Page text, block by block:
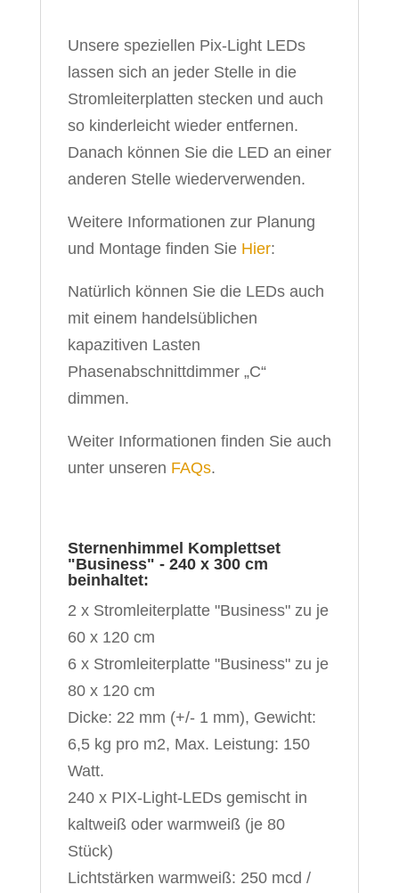
Unsere speziellen Pix-Light LEDs
lassen sich an jeder Stelle in die
Stromleiterplatten stecken und auch
so kinderleicht wieder entfernen.
Danach können Sie die LED an einer
anderen Stelle wiederverwenden.
Weitere Informationen zur Planung
und Montage finden Sie Hier:
Natürlich können Sie die LEDs auch
mit einem handelsüblichen
kapazitiven Lasten
Phasenabschnittdimmer „C“
dimmen.
Weiter Informationen finden Sie auch
unter unseren FAQs.
Sternenhimmel Komplettset
"Business" - 240 x 300 cm
beinhaltet:
2 x Stromleiterplatte "Business" zu je
60 x 120 cm
6 x Stromleiterplatte "Business" zu je
80 x 120 cm
Dicke: 22 mm (+/- 1 mm), Gewicht:
6,5 kg pro m2, Max. Leistung: 150
Watt.
240 x PIX-Light-LEDs gemischt in
kaltweiß oder warmweiß (je 80
Stück)
Lichtstärken warmweiß: 250 mcd /